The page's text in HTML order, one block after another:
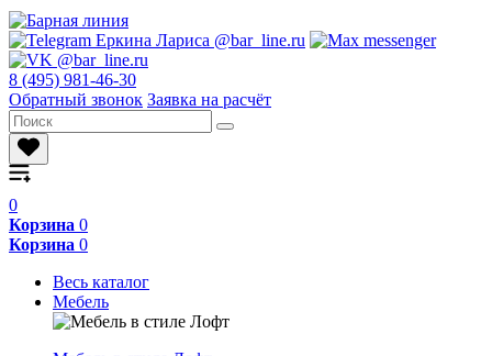
8 (495) 981-46-30
Обратный звонок Заявка на расчёт
0
Корзина 0
Корзина 0
Весь каталог
Мебель